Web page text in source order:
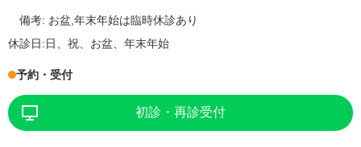
備考: お盆,年末年始は臨時休診あり
休診日:日、祝、お盆、年末年始
予約・受付
初診・再診受付